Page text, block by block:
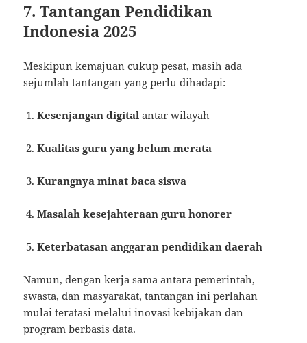
7. Tantangan Pendidikan
Indonesia 2025
Meskipun kemajuan cukup pesat, masih ada
sejumlah tantangan yang perlu dihadapi:
Kesenjangan digital antar wilayah
Kualitas guru yang belum merata
Kurangnya minat baca siswa
Masalah kesejahteraan guru honorer
Keterbatasan anggaran pendidikan daerah
Namun, dengan kerja sama antara pemerintah,
swasta, dan masyarakat, tantangan ini perlahan
mulai teratasi melalui inovasi kebijakan dan
program berbasis data.